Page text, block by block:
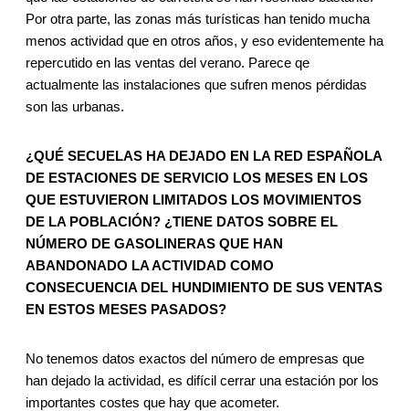
Por otra parte, las zonas más turísticas han tenido mucha
menos actividad que en otros años, y eso evidentemente ha
repercutido en las ventas del verano. Parece qe
actualmente las instalaciones que sufren menos pérdidas
son las urbanas.
¿QUÉ SECUELAS HA DEJADO EN LA RED ESPAÑOLA
DE ESTACIONES DE SERVICIO LOS MESES EN LOS
QUE ESTUVIERON LIMITADOS LOS MOVIMIENTOS
DE LA POBLACIÓN? ¿TIENE DATOS SOBRE EL
NÚMERO DE GASOLINERAS QUE HAN
ABANDONADO LA ACTIVIDAD COMO
CONSECUENCIA DEL HUNDIMIENTO DE SUS VENTAS
EN ESTOS MESES PASADOS?
No tenemos datos exactos del número de empresas que
han dejado la actividad, es difícil cerrar una estación por los
importantes costes que hay que acometer.